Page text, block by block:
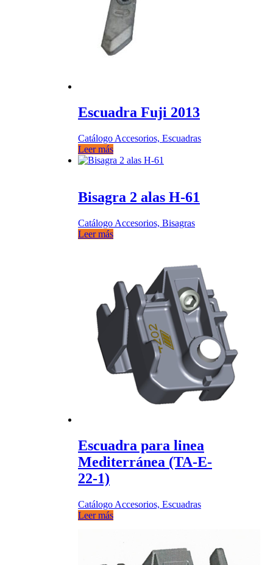
Escuadra Fuji 2013
Catálogo Accesorios, Escuadras
Leer más
Bisagra 2 alas H-61
Catálogo Accesorios, Bisagras
Leer más
Escuadra para linea
Mediterránea (TA-E-
22-1)
Catálogo Accesorios, Escuadras
Leer más